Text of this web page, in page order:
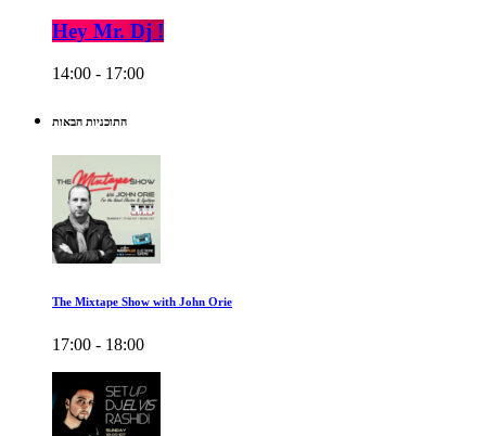
Hey Mr. Dj !
14:00 - 17:00
התוכניות הבאות
The Mixtape Show with John Orie
17:00 - 18:00